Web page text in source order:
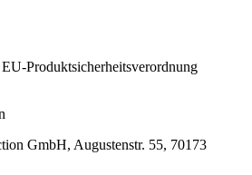
Produktsicherheitsverordnung
GmbH, Augustenstr. 55, 70173